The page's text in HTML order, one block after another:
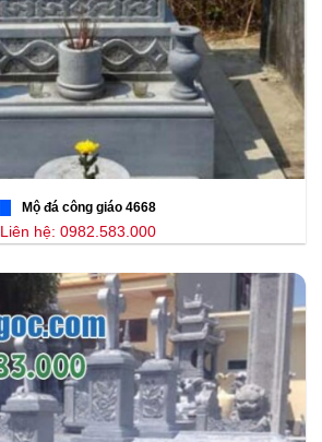
Mộ đá công giáo 4668
Liên hệ: 0982.583.000